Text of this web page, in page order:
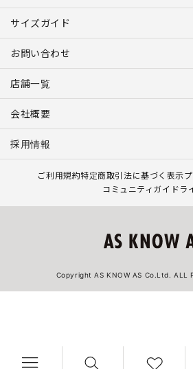
サイズガイド
お問い合わせ
店舗一覧
会社概要
採用情報
ご利用規約特定商取引法に基づく表示
コミュニティガイドラ
Copyright AS KNOW AS Co.Ltd. ALL